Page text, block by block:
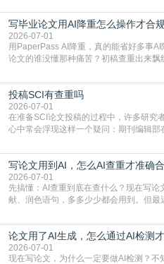
广阔学术天地的大门，连接着个体研究
就为大家介绍“学术会议投稿意义”。一、
常具有周期短、时效性强的特点。相比期
写毕业论文用AI降重怎么操作才合
2026-07-01
用PaperPass AI降重，真的能省好多事
论文的谁没懂那种痛苦？初稿查重出来
到秃头。这时候靠谱的AI降重真的就是
三天都做不完的事。不是所有人都需要用
真的可以试试：初稿写完重复率远超要
投稿SCI有查重吗
2026-07-01
在准备SCI论文投稿的过程中，许多研究
心中常会浮现这样一个疑问：期刊编辑
论文的初审通过率。实际上，SCI期刊对
或缺的一环。本篇AEIC学术交流中心小编
一、查重是标准流程答案是明确的：绝大
写论文用到AI，怎么AI查重才准确
2026-07-01
先搞懂：AI查重到底在查什么？现在写
献、润色语句，多多少少都会用到。但最
须加做AI查重。很多人分不清，AI查重
通查重查的是你的文字和已公开文献的重
的内容里，有多少是AI生成的，防的是过
论文用了AI生成，怎么通过AI检测
2026-07-01
现在写论文，为什么一定要做AI检测？